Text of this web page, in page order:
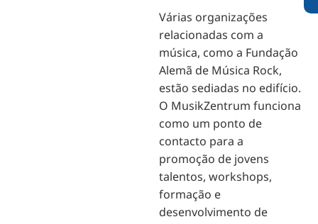
Várias organizações
relacionadas com a
música, como a Fundação
Alemã de Música Rock,
estão sediadas no edifício.
O MusikZentrum funciona
como um ponto de
contacto para a
promoção de jovens
talentos, workshops,
formação e
desenvolvimento de